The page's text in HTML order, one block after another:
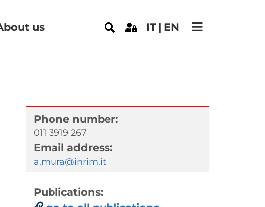
us IT EN
Phone number:
011 3919 267
Email address:
a.mura@inrim.it
Publications: